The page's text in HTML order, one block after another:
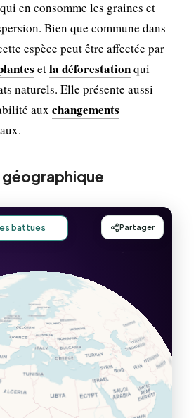
en consomme les graines et
Bien que commune dans
espèce peut être affectée par
etla déforestationqui
naturels. Elle présente aussi
aux changements